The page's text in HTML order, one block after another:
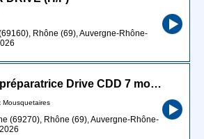
Rhône (69), Auvergne-Rhône-
Préparateur ou préparatrice Drive CDD 7 mois (H/F)
Mousquetaires
(69270), Rhône (69), Auvergne-Rhône-